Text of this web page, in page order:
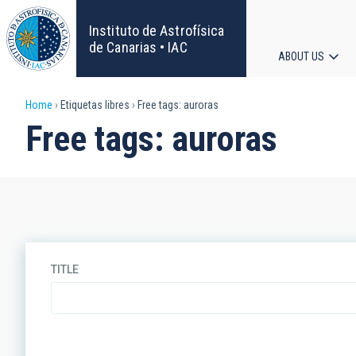
Skip
to
main
content
Instituto de Astrofísica
de Canarias • IAC
ABOUT US
Breadcrumb
Home Etiquetas libres Free tags: auroras
Free tags: auroras
TITLE